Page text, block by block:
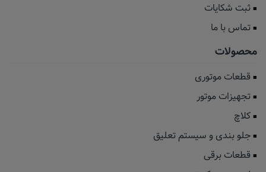
ثبت شکایات
تماس با ما
محصولات
قطعات موتوری
تجهیزات موتور
کلاچ
جلو بندی و سیستم تعلیق
قطعات برقی